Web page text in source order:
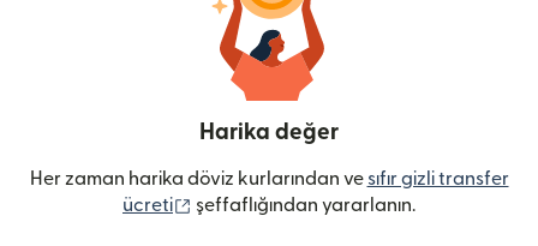
Harika değer
Her zaman harika döviz kurlarından ve sıfır gizli transfer
ücreti
(yeni pencerede açılır)
şeffaflığından yararlanın.